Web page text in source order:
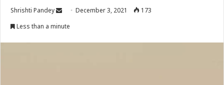
Shrishti Pandey
SendDecember 3, 2021
173
Less than a minute